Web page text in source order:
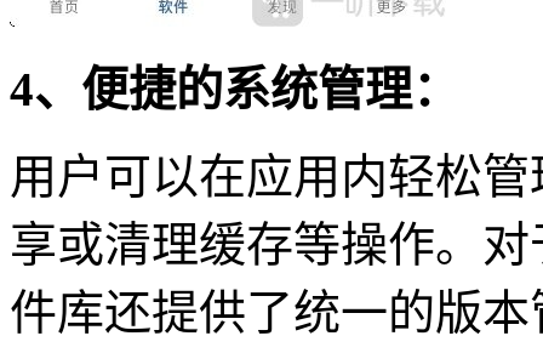
4、便捷的系统管理：
用户可以在应用内轻松
享或清理缓存等操作。
件库还提供了统一的版